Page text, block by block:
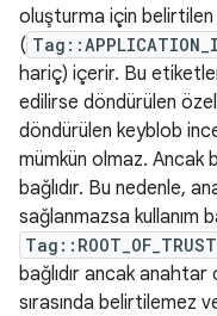
oluşturma için
(
hariç) içerir. Bu
edilirse döndürülen
döndürülen keyblob
mümkün olmaz. Ancak
bağlıdır. Bu nedenle,
sağlanmazsa kullanım
Tag::ROOT_OF_TRUST
bağlıdır ancak
sırasında belirtilemez